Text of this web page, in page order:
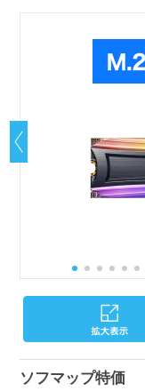
ソフマップ特価